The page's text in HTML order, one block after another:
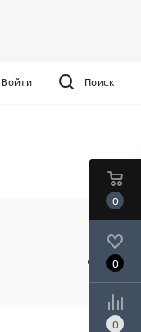
Поиск
Войти
0
0
0